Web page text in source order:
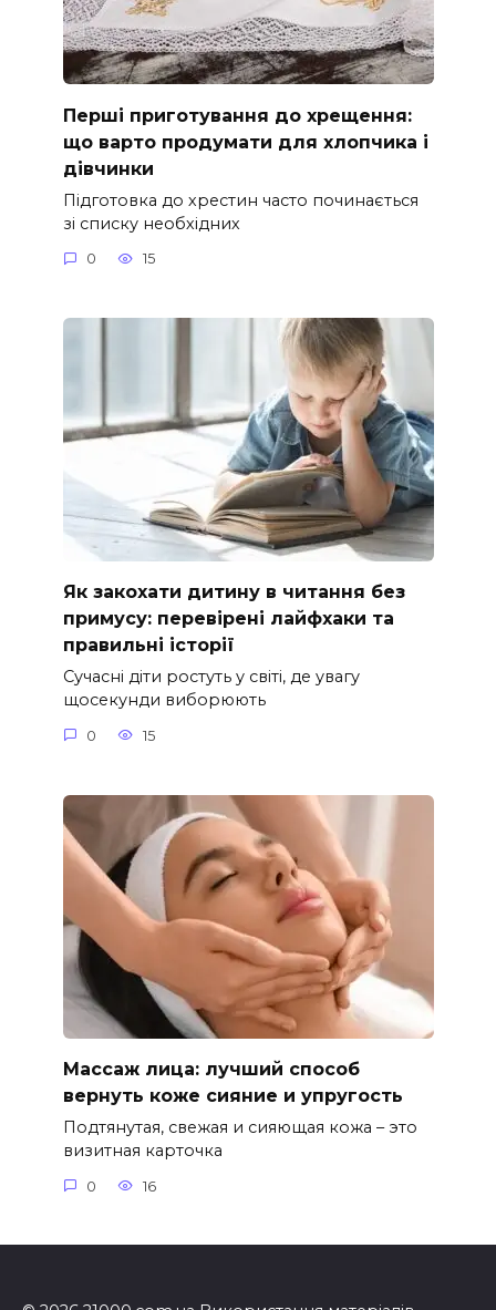
Перші приготування до хрещення:
що варто продумати для хлопчика і
дівчинки
Підготовка до хрестин часто починається
зі списку необхідних
0 15
Як закохати дитину в читання без
примусу: перевірені лайфхаки та
правильні історії
Сучасні діти ростуть у світі, де увагу
щосекунди виборюють
0 15
Массаж лица: лучший способ
вернуть коже сияние и упругость
Подтянутая, свежая и сияющая кожа – это
визитная карточка
0 16